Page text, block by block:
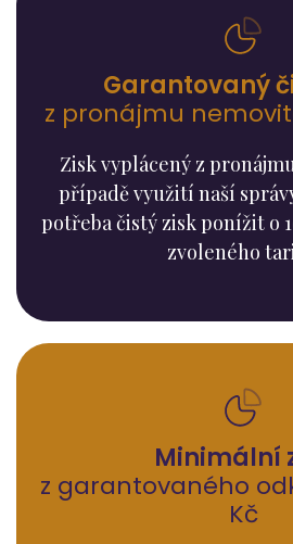
Garantovaný
z pronájmu
Zisk vyplácený z
případě využití naší
potřeba čistý zisk ponížit o
zvoleného
Minimální
z garantovaného
Kč